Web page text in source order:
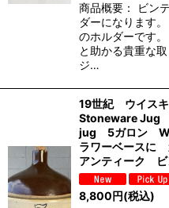
商品概要： ビン
ダーになります
のホルダーです
と助かる貴重な
ジ…
19世紀 ウイス
Stoneware Jug
jug 5ガロン
ラワーベースに
アンティーク ビ
8,800円(税込)